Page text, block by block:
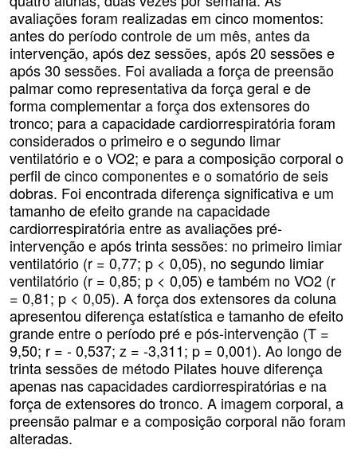
avaliações foram realizadas em cinco momentos:
antes do período controle de um mês, antes da
intervenção, após dez sessões, após 20 sessões e
após 30 sessões. Foi avaliada a força de preensão
palmar como representativa da força geral e de
forma complementar a força dos extensores do
tronco; para a capacidade cardiorrespiratória foram
considerados o primeiro e o segundo limar
ventilatório e o VO2; e para a composição corporal o
perfil de cinco componentes e o somatório de seis
dobras. Foi encontrada diferença significativa e um
tamanho de efeito grande na capacidade
cardiorrespiratória entre as avaliações pré-
intervenção e após trinta sessões: no primeiro limiar
ventilatório (r = 0,77; p < 0,05), no segundo limiar
ventilatório (r = 0,85; p < 0,05) e também no VO2 (r
= 0,81; p < 0,05). A força dos extensores da coluna
apresentou diferença estatística e tamanho de efeito
grande entre o período pré e pós-intervenção (T =
9,50; r = - 0,537; z = -3,311; p = 0,001). Ao longo de
trinta sessões de método Pilates houve diferença
apenas nas capacidades cardiorrespiratórias e na
força de extensores do tronco. A imagem corporal, a
preensão palmar e a composição corporal não foram
alteradas.